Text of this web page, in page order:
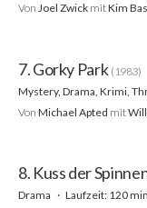
Von Joel Zwick mitKim
7. Gorky Park (1983)
Mystery, Drama, Krimi,
Von Michael Apted mit
8. Kuss der
Drama
Laufzeit: 120 min